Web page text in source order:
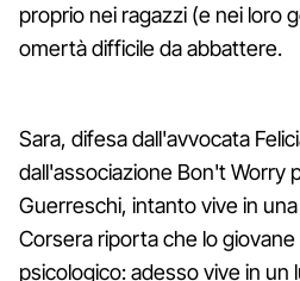
proprio nei ragazzi (e nei loro
omertà difficile da abbattere.
Sara, difesa dall'avvocata
dall'associazione Bon't Worry
Guerreschi, intanto vive in
Corsera riporta che lo
psicologico: adesso vive in